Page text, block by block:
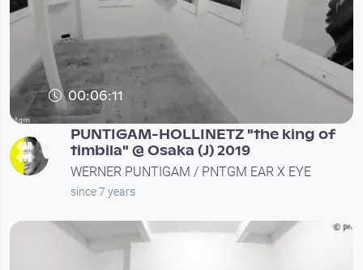
00:06:11
PUNTIGAM-HOLLINETZ "the king of
timbila" @ Osaka (J) 2019
WERNER PUNTIGAM / PNTGM EAR X EYE
since 7 years